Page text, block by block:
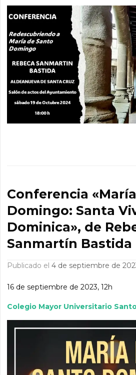
Conferencia
Domingo: Santa
Dominica», de
Sanmartín Bastida
Publicado el4 de septiembre de
16 de septiembre de 2023, 12h
Colegio Mayor Universitario